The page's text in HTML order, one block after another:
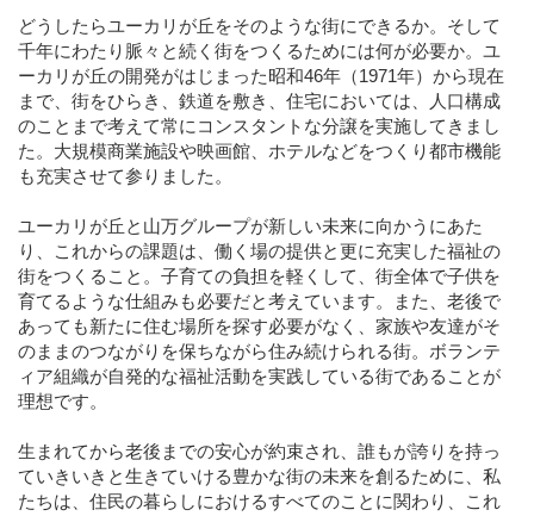
どうしたらユーカリが丘をそのような街にできるか。そして
千年にわたり脈々と続く街をつくるためには何が必要か。ユ
ーカリが丘の開発がはじまった昭和46年（1971年）から現在
まで、街をひらき、鉄道を敷き、住宅においては、人口構成
のことまで考えて常にコンスタントな分譲を実施してきまし
た。大規模商業施設や映画館、ホテルなどをつくり都市機能
も充実させて参りました。
ユーカリが丘と山万グループが新しい未来に向かうにあた
り、これからの課題は、働く場の提供と更に充実した福祉の
街をつくること。子育ての負担を軽くして、街全体で子供を
育てるような仕組みも必要だと考えています。また、老後で
あっても新たに住む場所を探す必要がなく、家族や友達がそ
のままのつながりを保ちながら住み続けられる街。ボランテ
ィア組織が自発的な福祉活動を実践している街であることが
理想です。
生まれてから老後までの安心が約束され、誰もが誇りを持っ
ていきいきと生きていける豊かな街の未来を創るために、私
たちは、住民の暮らしにおけるすべてのことに関わり、これ